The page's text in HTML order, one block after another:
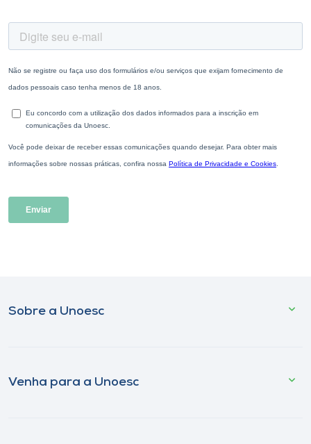
Sobre a Unoesc
Venha para a Unoesc